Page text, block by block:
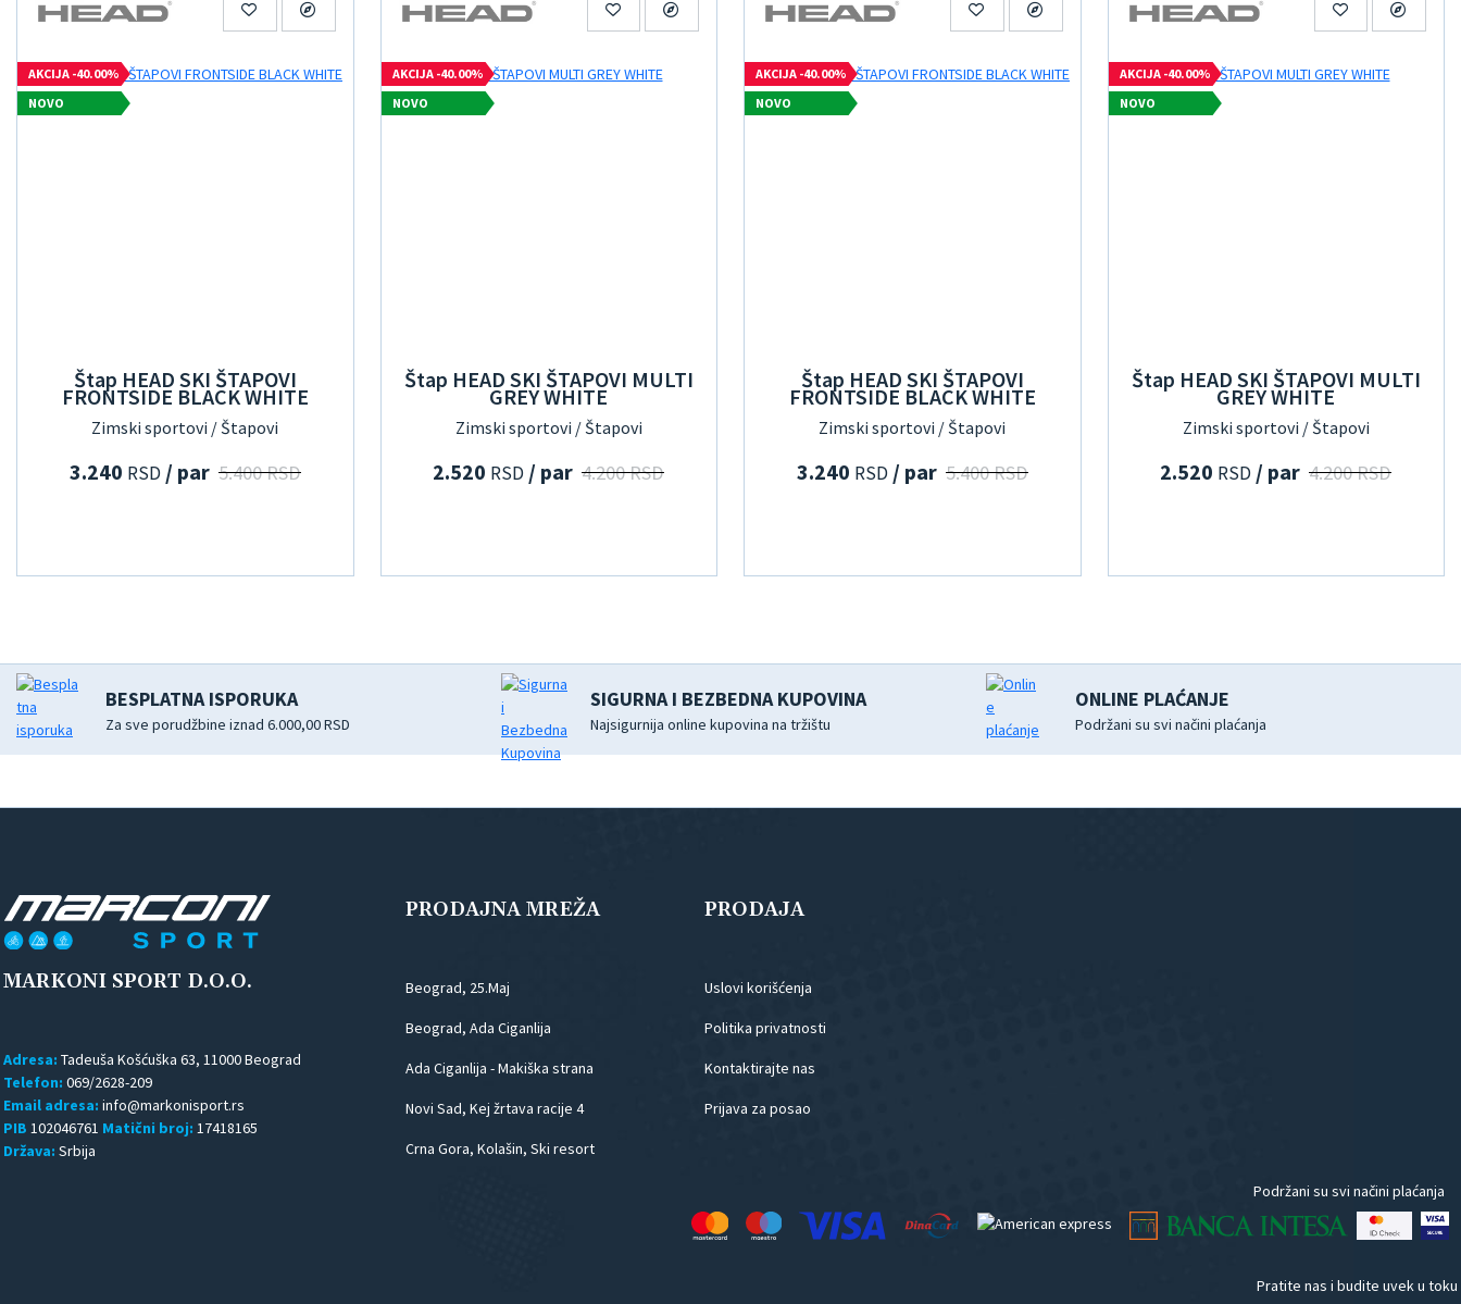
AKCIJA -40.00%
NOVO
Štap HEAD SKI ŠTAPOVI
FRONTSIDE BLACK WHITE
Zimski sportovi / Štapovi
3.240 RSD/ par 5.400 RSD
AKCIJA -40.00%
NOVO
Štap HEAD SKI ŠTAPOVI MULTI
GREY WHITE
Zimski sportovi / Štapovi
2.520 RSD / par 4.200 RSD
AKCIJA -40.00%
NOVO
Štap HEAD SKI ŠTAPOVI
FRONTSIDE BLACK WHITE
Zimski sportovi / Štapovi
3.240 RSD/ par 5.400 RSD
AKCIJA -40.00%
NOVO
Štap HEAD SKI ŠTAPOVI MULTI
GREY WHITE
Zimski sportovi / Štapovi
2.520 RSD / par 4.200 RSD
BESPLATNA ISPORUKA
Za sve porudžbine iznad 6.000,00 RSD
SIGURNA I BEZBEDNA KUPOVINA
Najsigurnija online kupovina na tržištu
ONLINE PLAĆANJE
Podržani su svi načini plaćanja
MARKONI SPORT D.O.O.
Adresa: Tadeuša Košćuška 63, 11000 Beograd
Telefon: 069/2628-209
Email adresa:
PIB 102046761 Matični broj: 17418165
Država: Srbija
PRODAJNA MREŽA
Beograd, 25.Maj
Beograd, Ada Ciganlija
Ada Ciganlija - Makiška strana
Novi Sad, Kej žrtava racije 4
Crna Gora, Kolašin, Ski resort
PRODAJA
Uslovi korišćenja
Politika privatnosti
Kontaktirajte nas
Prijava za posao
Podržani su svi načini plaćanja
Pratite nas i budite uvek u toku